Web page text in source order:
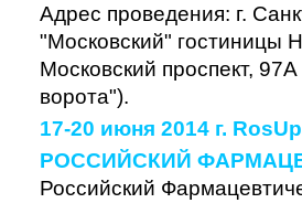
Адрес проведения: г.
"Московский" гостиницы
Московский проспект,
ворота").
17-20 июня 2014 г.
РОССИЙСКИЙ
Российский